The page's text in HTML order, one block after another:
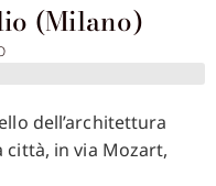
(Milano)
dell’architettura
città, in via Mozart,